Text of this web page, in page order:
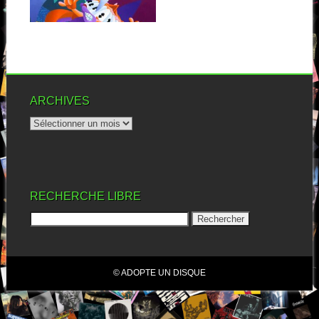
ARCHIVES
RECHERCHE LIBRE
© ADOPTE UN DISQUE